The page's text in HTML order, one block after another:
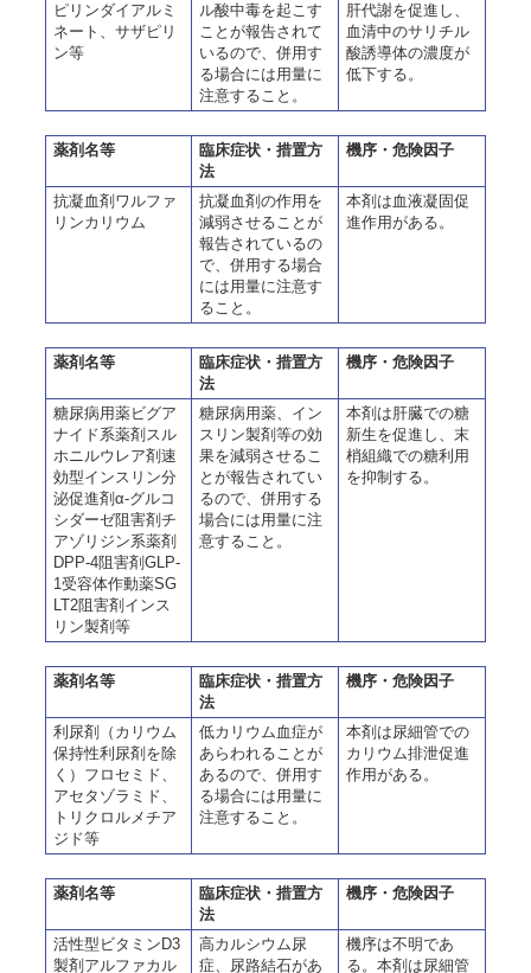
ピリンダイアルミ
ネート、サザピリ
ン等
ル酸中毒を起こす
ことが報告されて
いるので、併用す
る場合には用量に
注意すること。
肝代謝を促進し、
血清中のサリチル
酸誘導体の濃度が
低下する。
薬剤名等
臨床症状・措置方
法
機序・危険因子
抗凝血剤ワルファ
リンカリウム
抗凝血剤の作用を
減弱させることが
報告されているの
で、併用する場合
には用量に注意す
ること。
本剤は血液凝固促
進作用がある。
薬剤名等
臨床症状・措置方
法
機序・危険因子
糖尿病用薬ビグア
ナイド系薬剤スル
ホニルウレア剤速
効型インスリン分
泌促進剤α-グルコ
シダーゼ阻害剤チ
アゾリジン系薬剤
DPP-4阻害剤GLP-
1受容体作動薬SG
LT2阻害剤インス
リン製剤等
糖尿病用薬、イン
スリン製剤等の効
果を減弱させるこ
とが報告されてい
るので、併用する
場合には用量に注
意すること。
本剤は肝臓での糖
新生を促進し、末
梢組織での糖利用
を抑制する。
薬剤名等
臨床症状・措置方
法
機序・危険因子
利尿剤（カリウム
保持性利尿剤を除
く）フロセミド、
アセタゾラミド、
トリクロルメチア
ジド等
低カリウム血症が
あらわれることが
あるので、併用す
る場合には用量に
注意すること。
本剤は尿細管での
カリウム排泄促進
作用がある。
薬剤名等
臨床症状・措置方
法
機序・危険因子
活性型ビタミンD3
製剤アルファカル
高カルシウム尿
症、尿路結石があ
機序は不明であ
る。本剤は尿細管